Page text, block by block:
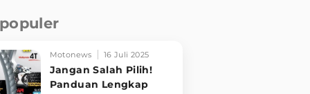
Motonews 16 Juli 2025
Jangan Salah Pilih!
Panduan Lengkap